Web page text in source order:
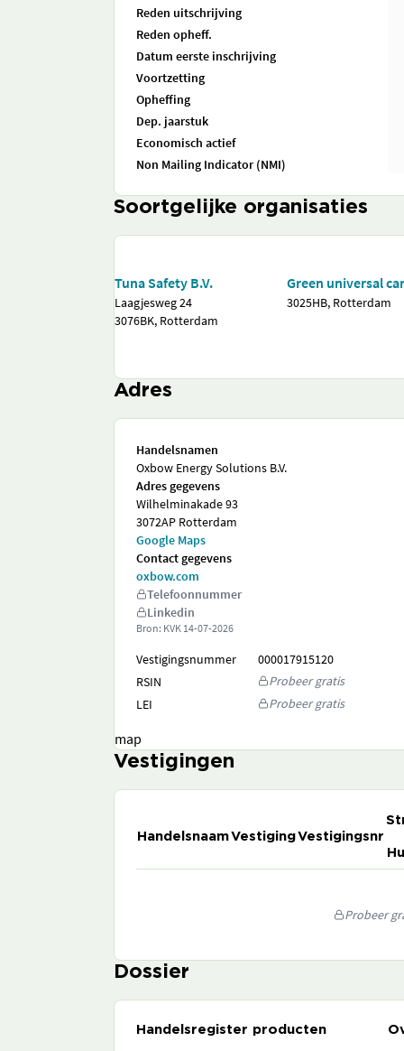
Reden uitschrijving
Reden opheff.
Datum eerste inschrijving
Voortzetting
Opheffing
Dep. jaarstuk
Economisch actief
Non Mailing Indicator (NMI)
Soortgelijke organisaties
Tuna Safety B.V.
Laagjesweg 24
3076BK, Rotterdam
Green universal
3025HB, Rotterdam
Adres
Handelsnamen
Oxbow Energy Solutions B.V.
Adres gegevens
Wilhelminakade 93
3072AP Rotterdam
Google Maps
Contact gegevens
oxbow.com
Telefoonnummer
Linkedin
Bron: KVK 14-07-2026
Vestigingsnummer
000017915120
RSIN
Probeer gratis
LEI
Probeer gratis
map
Vestigingen
HandelsnaamVestigingVestigingsnr
Probeer
Dossier
Handelsregister producten